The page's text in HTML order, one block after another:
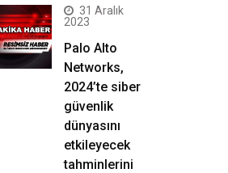
31 Aralık
2023
Palo Alto
Networks,
2024’te siber
güvenlik
dünyasını
etkileyecek
tahminlerini